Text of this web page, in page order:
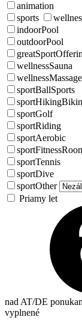
animation
sports
indoorPool
outdoorPool
wellnessSauna
wellnessMassage
sportBallSports
sportGolf
sportRiding
sportAerobic
sportTennis
sportDive
sportOther
Priamy let
nad AT/DE
vyplnené